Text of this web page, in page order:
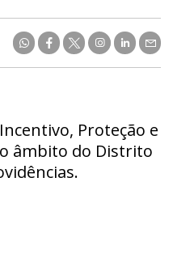
Proteção e
âmbito do Distrito